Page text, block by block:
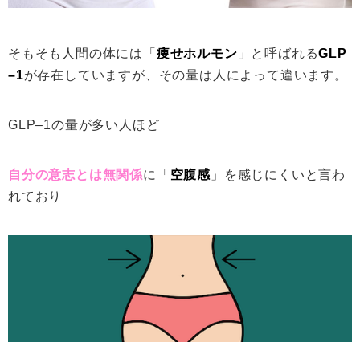
そもそも人間の体には「 痩せホルモン 」と呼ばれるGLP
–1が存在していますが、その量は人によって違います。
GLP–1の量が多い人ほど
自分の意志とは無関係に「 空腹感 」を感じにくいと言わ
れており